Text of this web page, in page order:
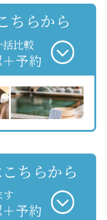
ちらから
括比較
予約
ちらから
す
予約